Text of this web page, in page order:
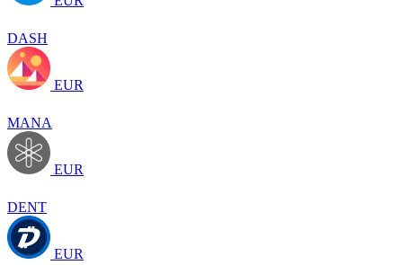
DASH
EUR
MANA
EUR
DENT
EUR